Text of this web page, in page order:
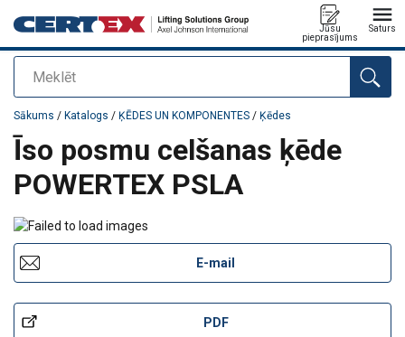
Meklēt
Jūsu
pieprasījums
Saturs
Pievienots jūsu pasūtījumam
Sākums / Katalogs / ĶĒDES UN KOMPONENTES / Ķēdes
Īso posmu celšanas ķēde
POWERTEX PSLA
E-mail
PDF